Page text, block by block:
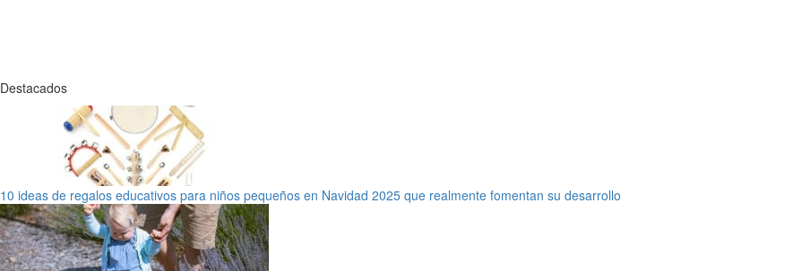
Destacados
10 ideas de regalos educativos para niños pequeños en Navidad 2025 que realmente fomentan su desarrollo